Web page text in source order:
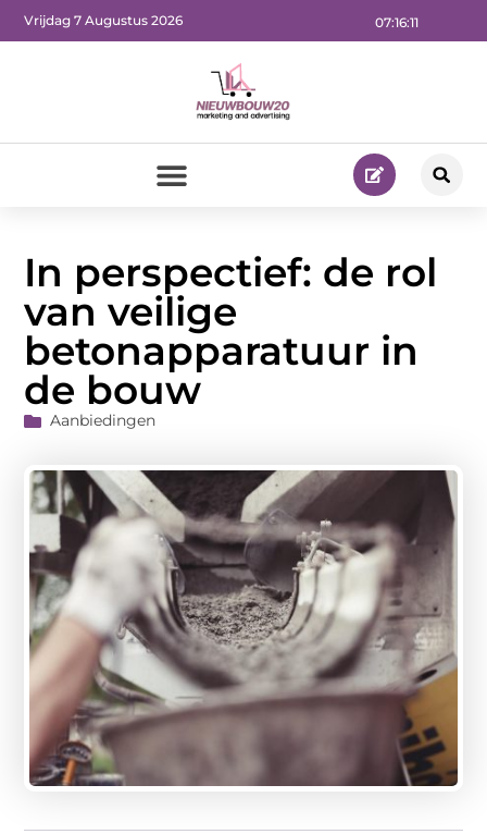
07:16:13
Vrijdag 7 Augustus 2026
In perspectief: de rol
van veilige
betonapparatuur in
de bouw
Aanbiedingen